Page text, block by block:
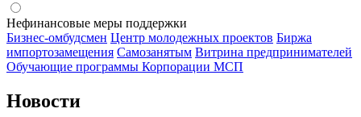
Нефинансовые меры поддержки
Бизнес-омбудсмен Центр молодежных проектов Биржа
импортозамещения Cамозанятым Витрина предпринимателей
Обучающие программы Корпорации МСП
Новости